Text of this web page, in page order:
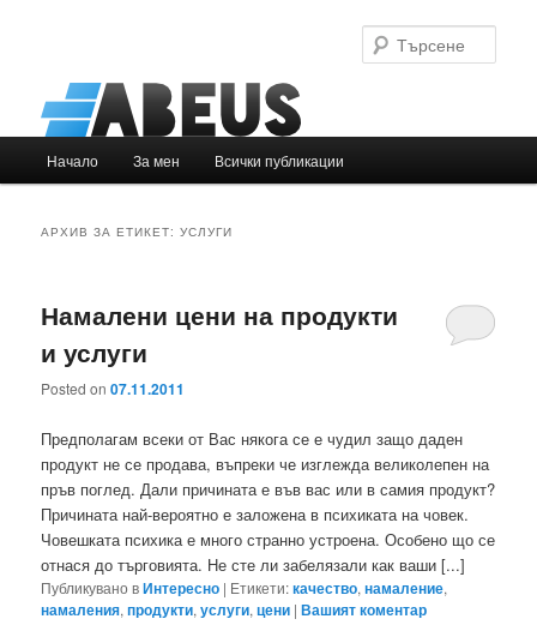
Към
Към
Начало За мен Всички публикации
АРХИВ ЗА ЕТИКЕТ:УСЛУГИ
Намалени цени на продукти
и услуги
Posted on07.11.2011
Предполагам всеки от Вас някога се е чудил защо даден
продукт не се продава, въпреки че изглежда великолепен на
пръв поглед. Дали причината е във вас или в самия продукт?
Причината най-вероятно е заложена в психиката на човек.
Човешката психика е много странно устроена. Особено що се
отнася до търговията. Не сте ли забелязали как ваши [...]
Публикувано вИнтересно | Етикети:качество,намаление,
намаления,продукти,услуги,цени |Вашият коментар